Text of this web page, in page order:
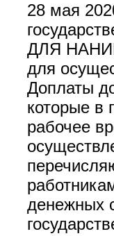
28 мая
ДЛЯ
для
Доплаты
которые в
рабочее
денежных